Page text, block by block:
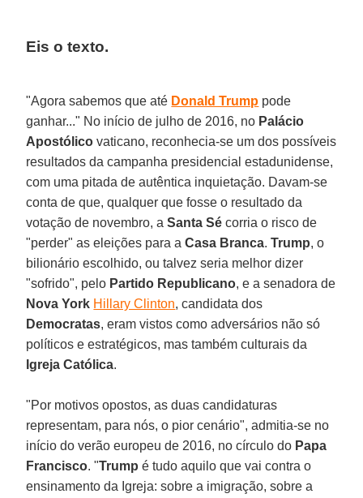
Eis o texto.
"Agora sabemos que até Donald Trump pode
ganhar..." No início de julho de 2016, no Palácio
Apostólico vaticano, reconhecia-se um dos possíveis
resultados da campanha presidencial estadunidense,
com uma pitada de autêntica inquietação. Davam-se
conta de que, qualquer que fosse o resultado da
votação de novembro, aSanta Sé corria o risco de
"perder" as eleições para aCasa Branca.Trump, o
bilionário escolhido, ou talvez seria melhor dizer
"sofrido", pelo Partido Republicano, e a senadora de
Nova York Hillary Clinton, candidata dos
Democratas, eram vistos como adversários não só
políticos e estratégicos, mas também culturais da
Igreja Católica.
"Por motivos opostos, as duas candidaturas
representam, para nós, o pior cenário", admitia-se no
início do verão europeu de 2016, no círculo do Papa
Francisco. "Trump é tudo aquilo que vai contra o
ensinamento da Igreja: sobre a imigração, sobre a